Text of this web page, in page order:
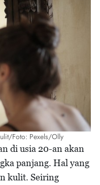
Foto: Pexels/Olly
di usia 20-an akan
panjang. Hal yang
kulit. Seiring